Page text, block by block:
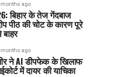
months ago
बिहार के तेज गेंदबाज
पीठ की चोट के कारण पूरे
months ago
ने AI डीपफेक के खिलाफ
में दायर की याचिका